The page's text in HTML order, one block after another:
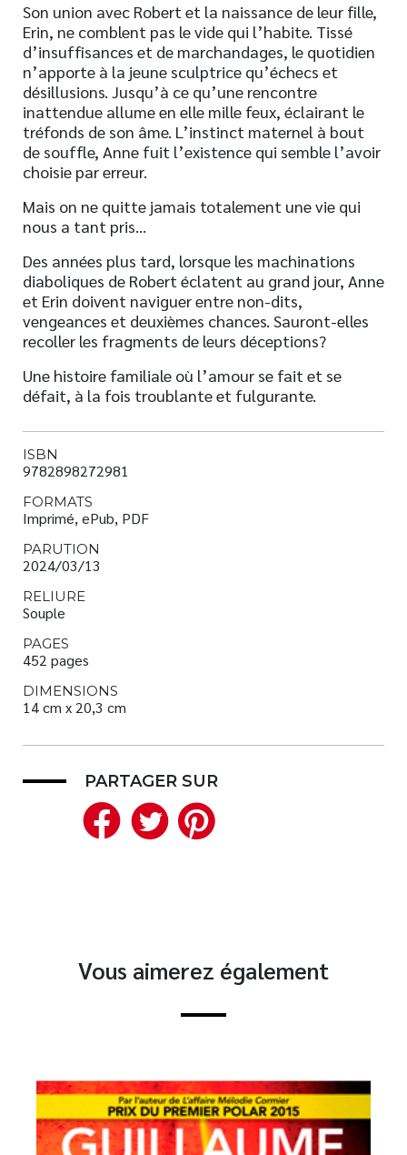
Son union avec Robert et la naissance de leur fille,
Erin, ne comblent pas le vide qui l’habite. Tissé
d’insuffisances et de marchandages, le quotidien
n’apporte à la jeune sculptrice qu’échecs et
désillusions. Jusqu’à ce qu’une rencontre
inattendue allume en elle mille feux, éclairant le
tréfonds de son âme. L’instinct maternel à bout
de souffle, Anne fuit l’existence qui semble l’avoir
choisie par erreur.
Mais on ne quitte jamais totalement une vie qui
nous a tant pris…
Des années plus tard, lorsque les machinations
diaboliques de Robert éclatent au grand jour, Anne
et Erin doivent naviguer entre non-dits,
vengeances et deuxièmes chances. Sauront-elles
recoller les fragments de leurs déceptions?
Une histoire familiale où l’amour se fait et se
défait, à la fois troublante et fulgurante.
ISBN
9782898272981
FORMATS
Imprimé, ePub, PDF
PARUTION
2024/03/13
RELIURE
Souple
PAGES
452 pages
DIMENSIONS
14 cm x 20,3 cm
PARTAGER SUR
Facebook
Twitter
Vous aimerez également